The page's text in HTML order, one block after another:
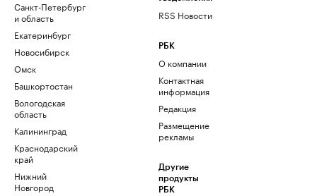
Санкт-Петербург
и область
Екатеринбург
Новосибирск
Омск
Башкортостан
Вологодская
область
Калининград
Краснодарский
край
Нижний
Новгород
RSS Новости
РБК
О компании
Контактная
информация
Редакция
Размещение
рекламы
Другие
продукты
РБК